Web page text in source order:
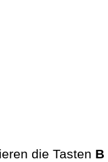
die Tasten B